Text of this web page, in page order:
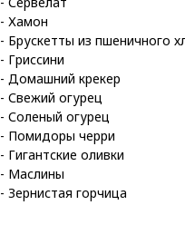
- Хамон
- Брускетты из пшеничного
- Гриссини
- Домашний крекер
- Свежий огурец
- Соленый огурец
- Помидоры черри
- Гигантские оливки
- Маслины
- Зернистая горчица